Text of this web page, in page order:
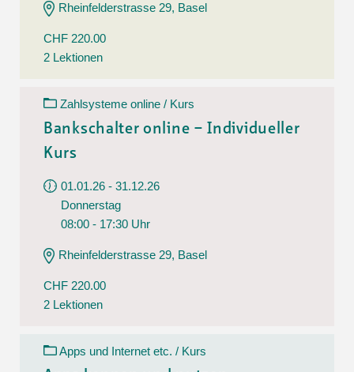
Rheinfelderstrasse 29, Basel
CHF 220.00
2 Lektionen
Zahlsysteme online / Kurs
Bankschalter online – Individueller
Kurs
01.01.26 - 31.12.26
Donnerstag
08:00 - 17:30 Uhr
Rheinfelderstrasse 29, Basel
CHF 220.00
2 Lektionen
Apps und Internet etc. / Kurs